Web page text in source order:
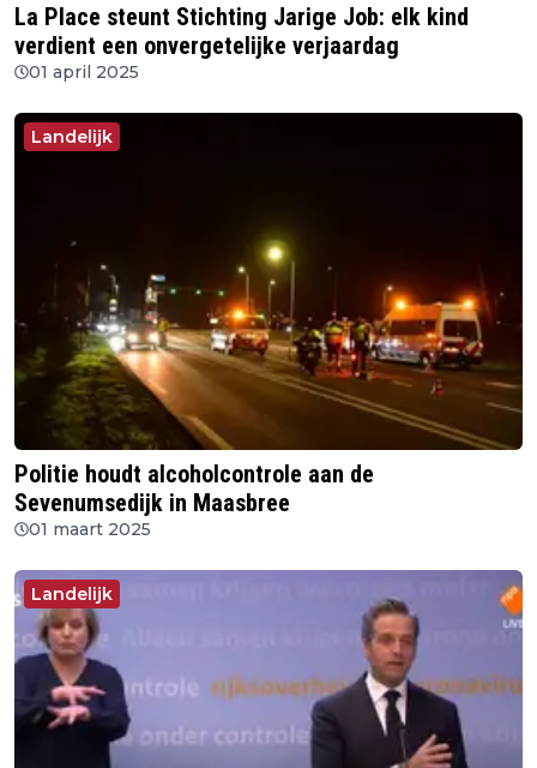
La Place steunt Stichting Jarige Job: elk kind
verdient een onvergetelijke verjaardag
01 april 2025
Landelijk
Politie houdt alcoholcontrole aan de
Sevenumsedijk in Maasbree
01 maart 2025
Landelijk